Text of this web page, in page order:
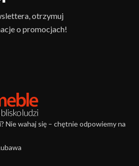
otrzymuj
o promocjach!
Nie wahaj się – chętnie odpowiemy na